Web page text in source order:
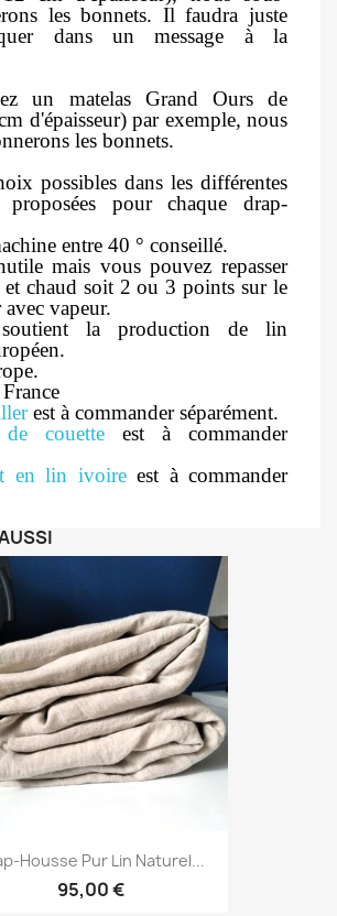
les bonnets. Il faudra juste
dans un message à la
un matelas Grand Ours de
d'épaisseur) par exemple, nous
les bonnets.
possibles dans les différentes
proposées pour chaque drap-
entre 40 ° conseillé.
mais vous pouvez repasser
et chaud soit 2 ou 3 points sur le
avec vapeur.
soutient la production de lin
est à commander séparément.
de couette est à commander
en lin ivoireest à commander
Housse Pur Lin Naturel...
95,00 €